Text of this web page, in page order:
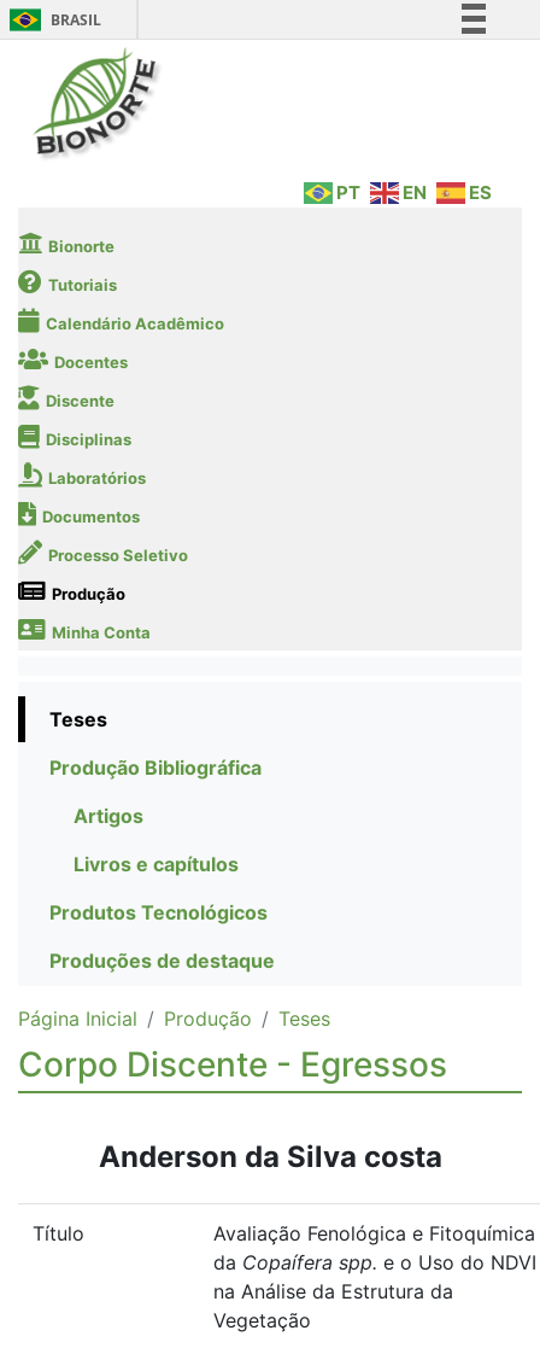
BRASIL
Legislação
PT EN ES
Bionorte
Tutoriais
Calendário Acadêmico
Docentes
Discente
Disciplinas
Laboratórios
Documentos
Processo Seletivo
Produção
Minha Conta
Teses
Produção Bibliográfica
Artigos
Livros e capítulos
Produtos Tecnológicos
Produções de destaque
Página Inicial Produção Teses
Corpo Discente - Egressos
Anderson da Silva costa
Título
Avaliação Fenológica e Fitoquímica
da Copaífera spp. e o Uso do NDVI
na Análise da Estrutura da
Vegetação